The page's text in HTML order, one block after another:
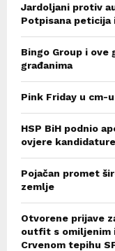
Jardoljani protiv
Potpisana peticija
Bingo Group i ove
građanima
Pink Friday u cm-
HSP BiH podnio
ovjere
Pojačan promet
zemlje
Otvorene prijave
outfit s omiljenim
Crvenom tepihu